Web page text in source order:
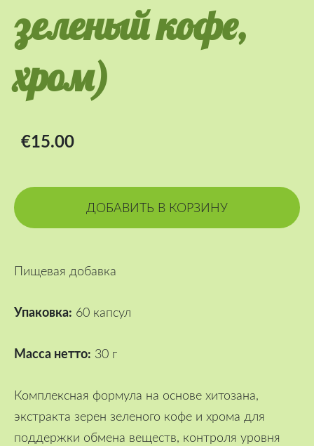
зеленый кофе,
хром)
€15.00
ДОБАВИТЬ В КОРЗИНУ
Пищевая добавка
Упаковка: 60 капсул
Масса нетто: 30 г
Комплексная формула на основе хитозана,
экстракта зерен зеленого кофе и хрома для
поддержки обмена веществ, контроля уровня